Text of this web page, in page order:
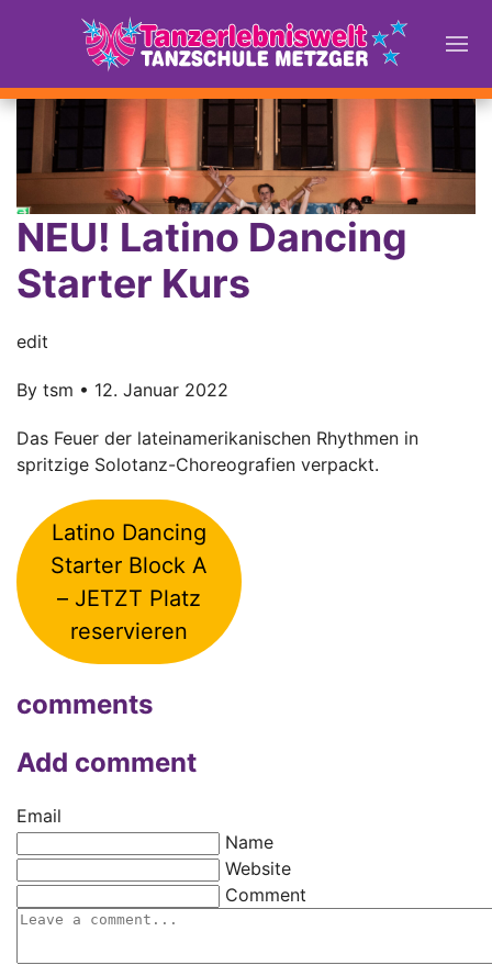
NEU! Latino Dancing
Starter Kurs
edit
By tsm • 12. Januar 2022
Das Feuer der lateinamerikanischen Rhythmen in
spritzige Solotanz-Choreografien verpackt.
Latino Dancing
Starter Block A
– JETZT Platz
reservieren
comments
Add comment
Email
Name
Website
Comment